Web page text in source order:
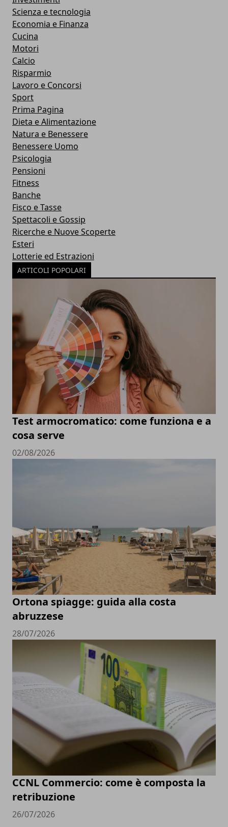
Scienza e tecnologia
Economia e Finanza
Cucina
Motori
Calcio
Risparmio
Lavoro e Concorsi
Sport
Prima Pagina
Dieta e Alimentazione
Natura e Benessere
Benessere Uomo
Psicologia
Pensioni
Fitness
Banche
Fisco e Tasse
Spettacoli e Gossip
Ricerche e Nuove Scoperte
Esteri
Lotterie ed Estrazioni
ARTICOLI POPOLARI
Test armocromatico: come funziona e a
cosa serve
02/08/2026
Ortona spiagge: guida alla costa
abruzzese
28/07/2026
CCNL Commercio: come è composta la
retribuzione
26/07/2026